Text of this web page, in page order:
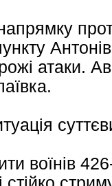
атаки.
воїнів